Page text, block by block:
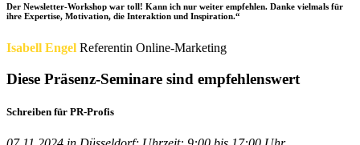
Der Newsletter-Workshop war toll! Kann ich nur weiter empfehlen. Danke vielmals für
ihre Expertise, Motivation, die Interaktion und Inspiration.“
Isabell Engel Referentin Online-Marketing
Diese Präsenz-Seminare sind empfehlenswert
Schreiben für PR-Profis